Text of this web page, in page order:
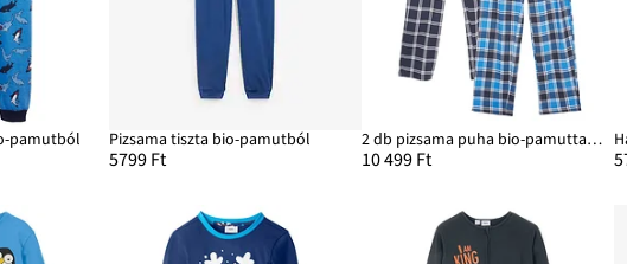
pamutból Pizsama tiszta bio-pamutból
5799 Ft
2 db pizsama puha bio-pamuttal (4-részes szett)
10 499 Ft